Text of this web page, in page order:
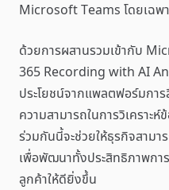
Microsoft Teams โดยเฉพ
ด้วยการผสานรวมเข้ากับ
365 Recording with AI
ประโยชน์จากแพลตฟอร์มกา
ความสามารถในการวิเคราะ
ร่วมกันนี้จะช่วยให้ธุรกิจสาม
เพื่อพัฒนาทั้งประสิทธิภาพกา
ลูกค้าให้ดียิ่งขึ้น